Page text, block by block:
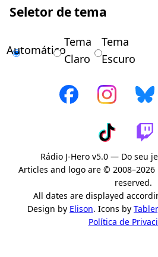
Seletor de tema
Automático
Tema
Claro
Tema
Escuro
Rádio J-Hero v5.0 — Do seu
Articles and logo are © 2008–2026
reserved.
All dates are displayed
Design by Elison. Icons by Tabler
Política de